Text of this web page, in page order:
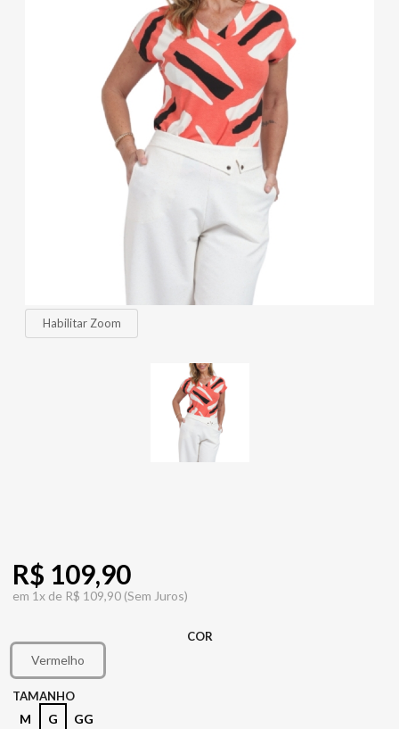
Habilitar Zoom
R$ 109,90
em 1x de R$ 109,90 (Sem Juros)
COR
Vermelho
TAMANHO
M G GG